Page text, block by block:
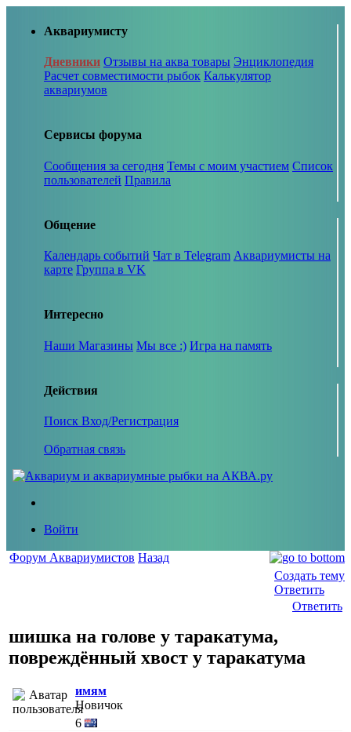
Аквариумисту
Дневники Отзывы на аква товары Энциклопедия
Расчет совместимости рыбок Калькулятор
аквариумов
Сервисы форума
Сообщения за сегодня Темы с моим участием Список
пользователей Правила
Общение
Календарь событий Чат в Telegram Аквариумисты на
карте Группа в VK
Интересно
Наши Магазины Мы все :) Игра на память
Действия
Поиск Вход/Регистрация
Обратная связь
Войти
Форум Аквариумистов Назад
Создать тему
Ответить
Ответить
шишка на голове у таракатума,
повреждённый хвост у таракатума
имям
Новичок
6